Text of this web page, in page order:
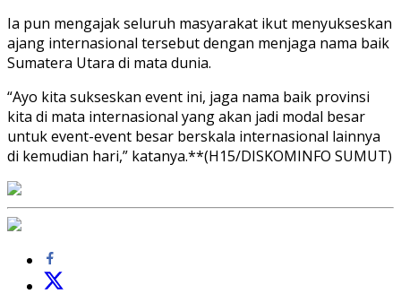
Ia pun mengajak seluruh masyarakat ikut menyukseskan
ajang internasional tersebut dengan menjaga nama baik
Sumatera Utara di mata dunia.
“Ayo kita sukseskan event ini, jaga nama baik provinsi
kita di mata internasional yang akan jadi modal besar
untuk event-event besar berskala internasional lainnya
di kemudian hari,” katanya.**(H15/DISKOMINFO SUMUT)